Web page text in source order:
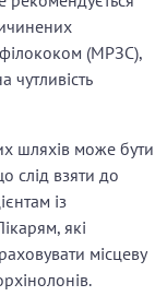
(МРЗС),
чутливість
шляхів може бути
слід взяти до
із
які
місцеву